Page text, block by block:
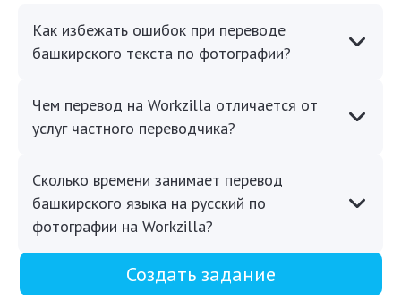
Как избежать ошибок при переводе
башкирского текста по фотографии?
Чем перевод на Workzilla отличается от
услуг частного переводчика?
Сколько времени занимает перевод
башкирского языка на русский по
фотографии на Workzilla?
Создать задание